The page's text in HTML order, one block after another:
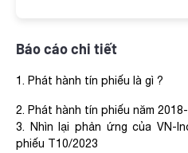
Báo cáo chi tiết
1. Phát hành tín phiếu là gì ?
2. Phát hành tín phiếu năm
3. Nhìn lại phản ứng của VN-
phiếu T10/2023